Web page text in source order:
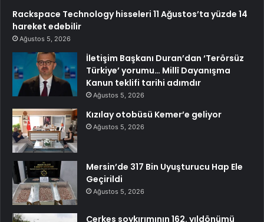
Rackspace Technology hisseleri 11 Ağustos’ta yüzde 14
hareket edebilir
Ağustos 5, 2026
İletişim Başkanı Duran’dan ‘Terörsüz
Türkiye’ yorumu… Millî Dayanışma
Kanun teklifi tarihi adımdır
Ağustos 5, 2026
Kızılay otobüsü Kemer’e geliyor
Ağustos 5, 2026
Mersin’de 317 Bin Uyuşturucu Hap Ele
Geçirildi
Ağustos 5, 2026
Çerkes soykırımının 162. yıldönümü